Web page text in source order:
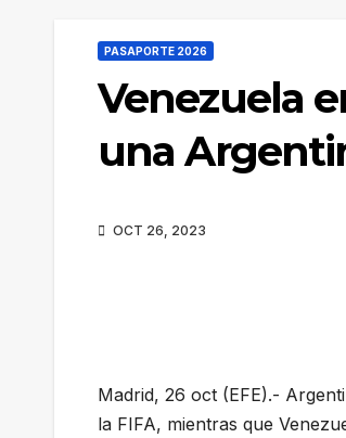
PASAPORTE 2026
Venezuela
una
OCT 26, 2023
Madrid, 26 oct (EFE).-
la FIFA, mientras que